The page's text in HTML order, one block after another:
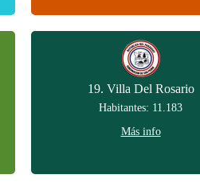
19. Villa Del Rosario
Habitantes: 11.183
Más info